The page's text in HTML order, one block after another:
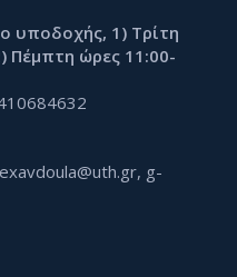
υποδοχής, 1) Τρίτη
Πέμπτη ώρες 11:00-
g-